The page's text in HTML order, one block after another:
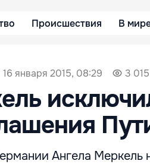
Происшествия В
16 января 2015, 08:29 3 015
Ангела Меркель